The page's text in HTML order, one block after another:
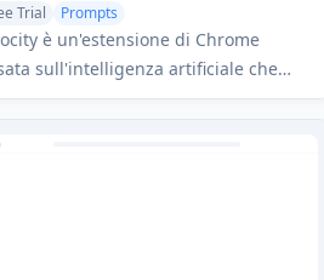
Trial Prompts
è un'estensione di Chrome
sull'intelligenza artificiale che
da Prompt Co-Pilot per trasformare
ottimizzati e pronti per